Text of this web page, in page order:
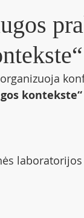
kontekste“
laboratorijos